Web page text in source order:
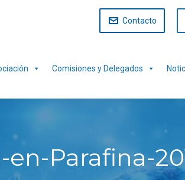
Contacto
Comisiones y Delegados
Parafina-